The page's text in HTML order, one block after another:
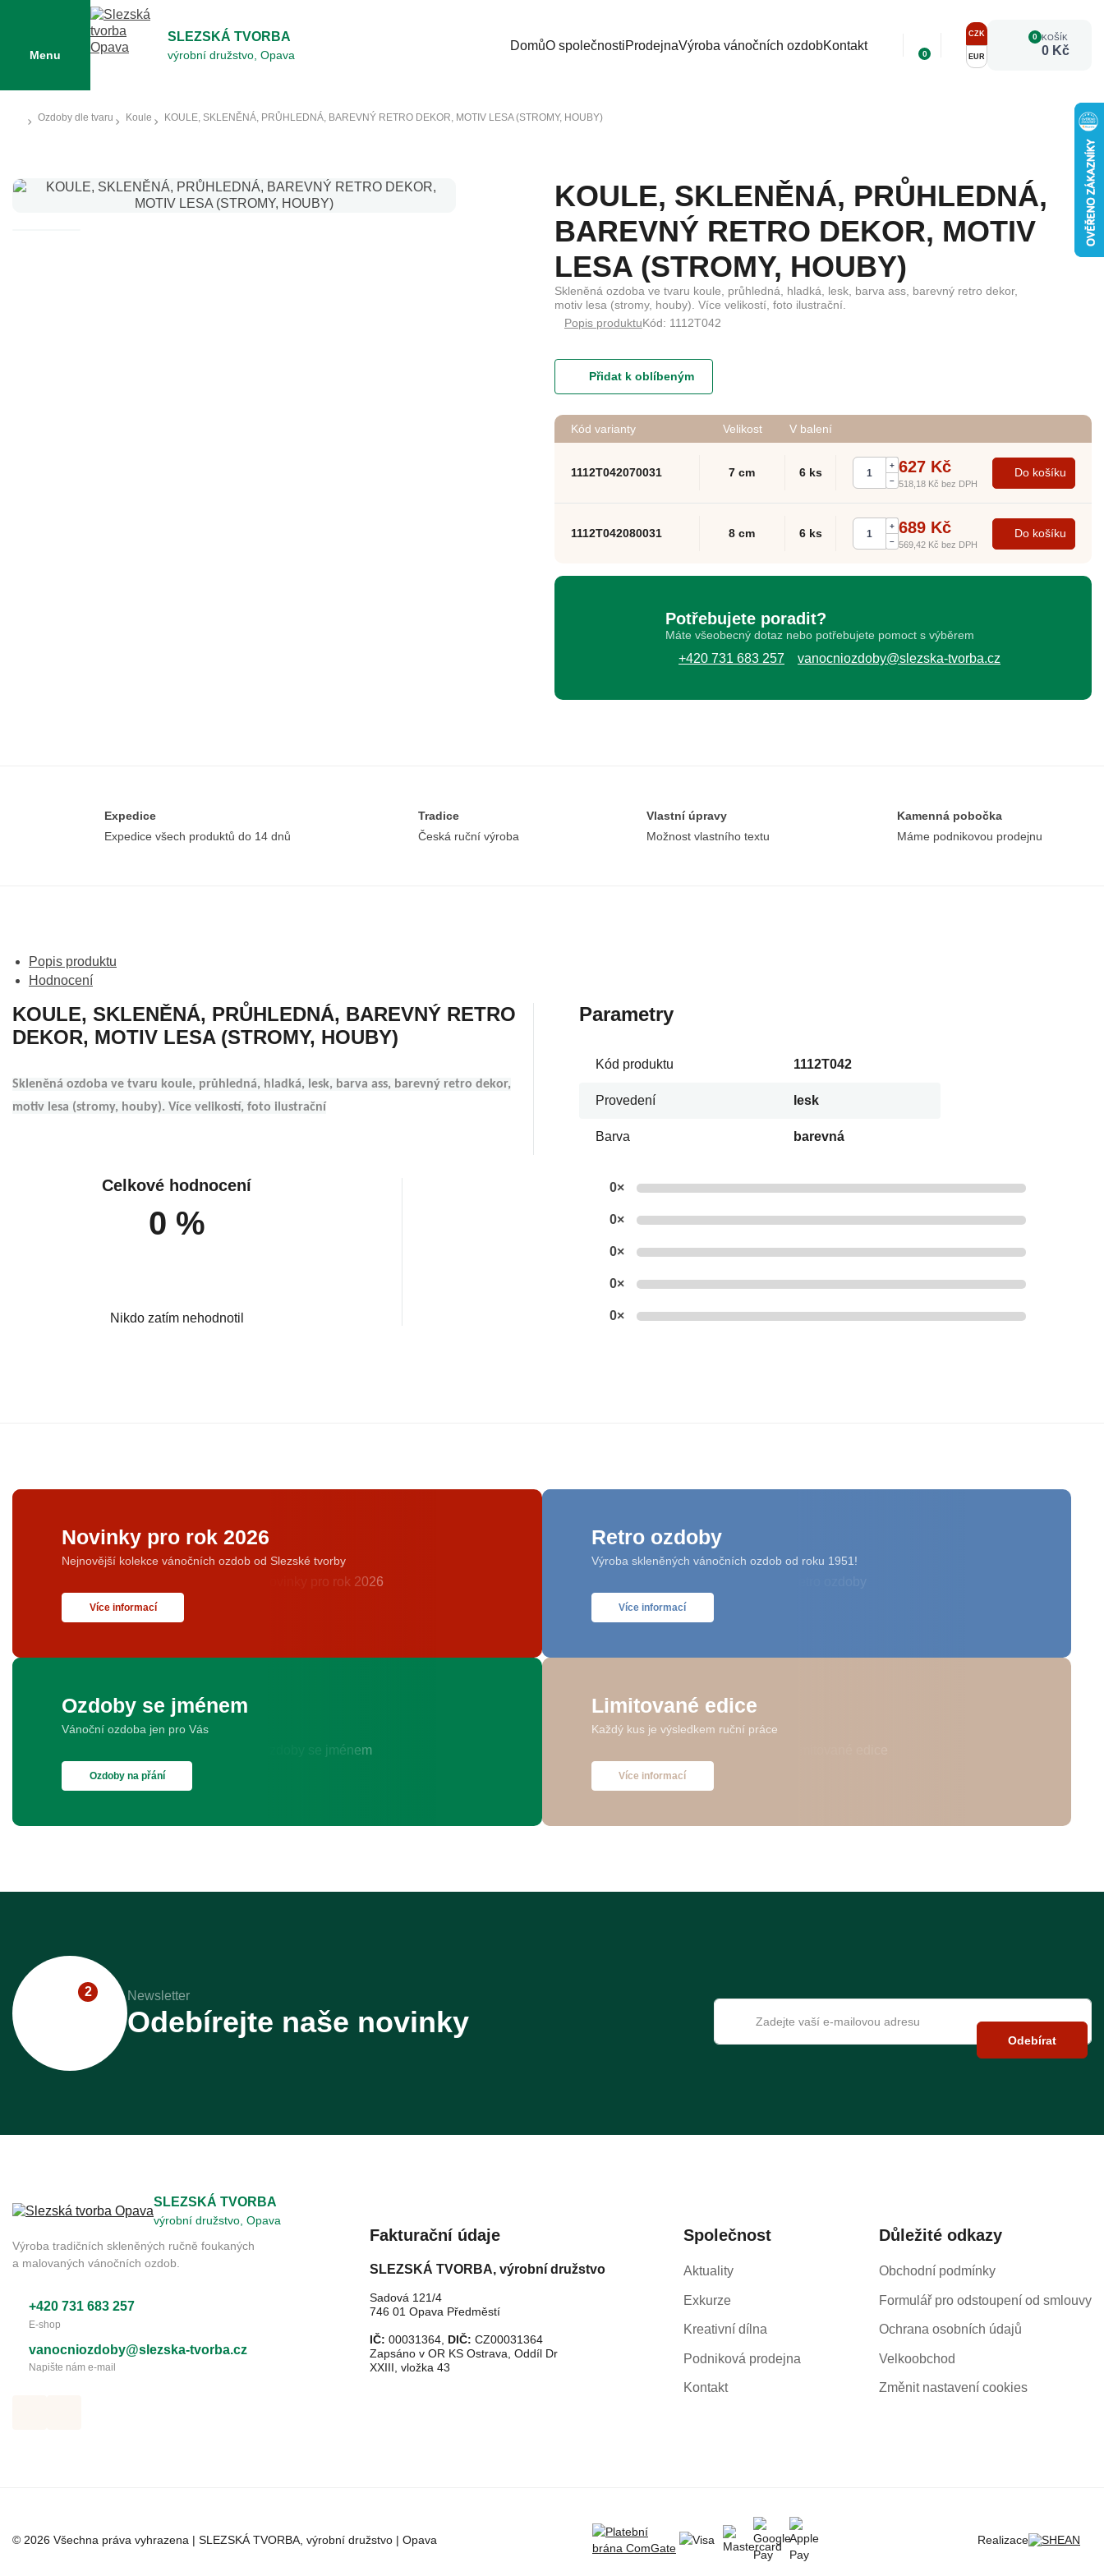
Menu
SLEZSKÁ TVORBA
výrobní družstvo, Opava
DomůO společnostiProdejnaVýroba vánočních ozdobKontakt
0
CZK
EUR
0 KOŠÍK
0 Kč
Ozdoby dle tvaru Koule KOULE, SKLENĚNÁ, PRŮHLEDNÁ, BAREVNÝ RETRO DEKOR, MOTIV LESA (STROMY, HOUBY)
KOULE, SKLENĚNÁ, PRŮHLEDNÁ,
BAREVNÝ RETRO DEKOR, MOTIV
LESA (STROMY, HOUBY)
Skleněná ozdoba ve tvaru koule, průhledná, hladká, lesk, barva ass, barevný retro dekor,
motiv lesa (stromy, houby). Více velikostí, foto ilustrační.
Popis produktuKód: 1112T042
Kód varianty Velikost V balení
1112T042070031 7 cm 6 ks
+
–
627 Kč
518,18 Kč bez DPH
Do košíku
1112T042080031 8 cm 6 ks
+
–
689 Kč
569,42 Kč bez DPH
Do košíku
Přidat k oblíbeným
Potřebujete poradit?
Máte všeobecný dotaz nebo potřebujete pomoct s výběrem
+420 731 683 257 vanocniozdoby@slezska-tvorba.cz
Expedice
Expedice všech produktů do 14 dnů
Tradice
Česká ruční výroba
Vlastní úpravy
Možnost vlastního textu
Kamenná pobočka
Máme podnikovou prodejnu
Popis produktu
Hodnocení
KOULE, SKLENĚNÁ, PRŮHLEDNÁ, BAREVNÝ RETRO
DEKOR, MOTIV LESA (STROMY, HOUBY)
Skleněná ozdoba ve tvaru koule, průhledná, hladká, lesk, barva ass, barevný retro dekor,
motiv lesa (stromy, houby). Více velikostí, foto ilustrační
Parametry
Kód produktu 1112T042
Provedení lesk
Barva barevná
Celkové hodnocení
0 %
Nikdo zatím nehodnotil
0×
0×
0×
0×
0×
Novinky pro rok 2026
Nejnovější kolekce vánočních ozdob od Slezské tvorby
Více informací
Retro ozdoby
Výroba skleněných vánočních ozdob od roku 1951!
Více informací
Ozdoby se jménem
Vánoční ozdoba jen pro Vás
Ozdoby na přání
Limitované edice
Každý kus je výsledkem ruční práce
Více informací
2 Newsletter
Odebírejte naše novinky
Odebírat
SLEZSKÁ TVORBA
výrobní družstvo, Opava
Výroba tradičních skleněných ručně foukaných
a malovaných vánočních ozdob.
+420 731 683 257
E-shop
vanocniozdoby@slezska-tvorba.cz
Napište nám e-mail
Fakturační údaje
SLEZSKÁ TVORBA, výrobní družstvo
Sadová 121/4
746 01 Opava Předměstí
IČ: 00031364, DIČ: CZ00031364
Zapsáno v OR KS Ostrava, Oddíl Dr
XXIII, vložka 43
Společnost
Aktuality
Exkurze
Kreativní dílna
Podniková prodejna
Kontakt
Důležité odkazy
Obchodní podmínky
Formulář pro odstoupení od smlouvy
Ochrana osobních údajů
Velkoobchod
Změnit nastavení cookies
© 2026 Všechna práva vyhrazena | SLEZSKÁ TVORBA, výrobní družstvo | Opava Realizace